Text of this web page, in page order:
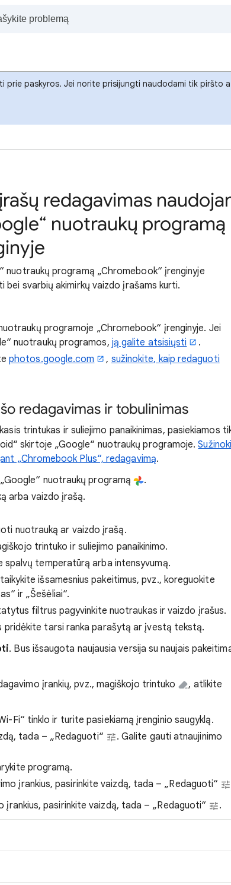
prie paskyros. Jei norite prisijungti naudodami tik piršto
redagavimas
nuotraukų programą
nuotraukų programą „Chromebook“ įrenginyje
svarbių akimirkų vaizdo įrašams kurti.
programoje „Chromebook“ įrenginyje. Jei
nuotraukų programos, ją galite atsisiųsti
.
photos.google.com , sužinokite, kaip redaguoti
redagavimas ir tobulinimas
trintukas ir suliejimo panaikinimas, pasiekiamos
skirtoje „Google“ nuotraukų programoje.
„Chromebook Plus“, redagavimą.
nuotraukų programą
.
arba vaizdo įrašą.
nuotrauką ar vaizdo įrašą.
trintuko ir suliejimo panaikinimo.
spalvų temperatūrą arba intensyvumą.
išsamesnius pakeitimus, pvz., koreguokite
ir „Šešėliai“.
filtrus pagyvinkite nuotraukas ir vaizdo įrašus.
pridėkite tarsi ranka parašytą ar įvestą tekstą.
. Bus išsaugota naujausia versija su naujais
įrankių, pvz., magiškojo trintuko
, atlikite
Fi“ tinklo ir turite pasiekiamą įrenginio saugyklą.
tada – „Redaguoti“
. Galite gauti atnaujinimo
programą.
įrankius, pasirinkite vaizdą, tada – „Redaguoti“
pasirinkite vaizdą, tada – „Redaguoti“
.